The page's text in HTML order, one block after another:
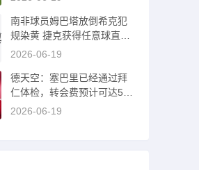
南非球员姆巴塔放倒希克犯
规染黄 捷克获得任意球直接
打飞
2026-06-19
德天空：塞巴里已经通过拜
仁体检，转会费预计可达550
0万欧
2026-06-19